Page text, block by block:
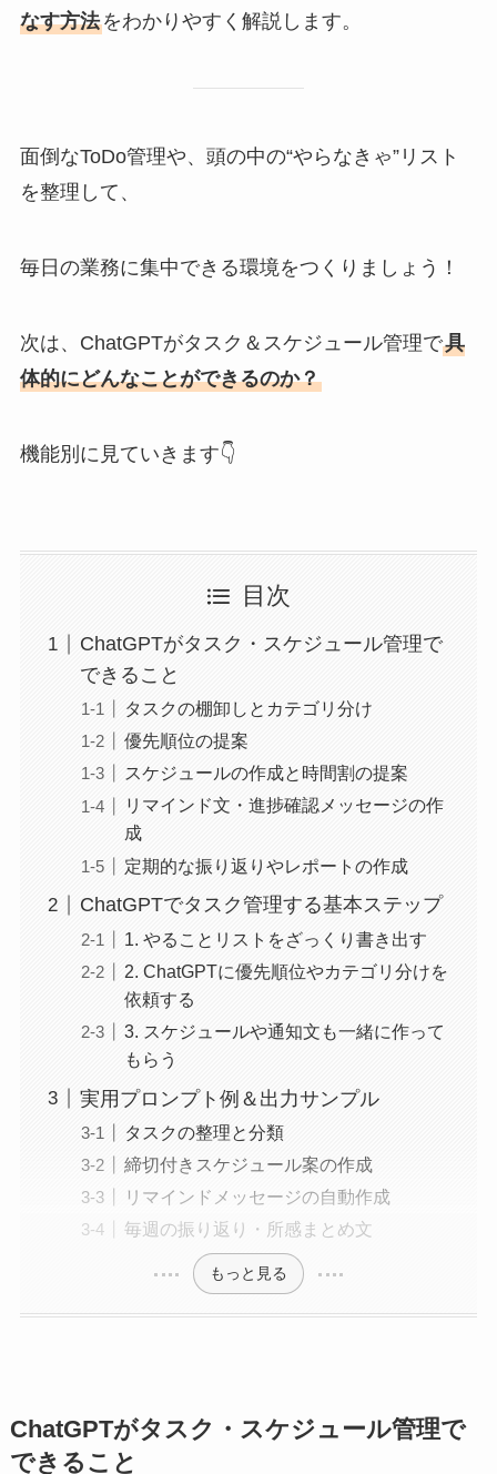
なす方法をわかりやすく解説します。
面倒なToDo管理や、頭の中の“やらなきゃ”リスト
を整理して、
毎日の業務に集中できる環境をつくりましょう！
次は、ChatGPTがタスク＆スケジュール管理で具
体的にどんなことができるのか？
機能別に見ていきます👇
目次
ChatGPTがタスク・スケジュール管理で
できること
タスクの棚卸しとカテゴリ分け
優先順位の提案
スケジュールの作成と時間割の提案
リマインド文・進捗確認メッセージの作
成
定期的な振り返りやレポートの作成
ChatGPTでタスク管理する基本ステップ
1. やることリストをざっくり書き出す
2. ChatGPTに優先順位やカテゴリ分けを
依頼する
3. スケジュールや通知文も一緒に作って
もらう
実用プロンプト例＆出力サンプル
タスクの整理と分類
締切付きスケジュール案の作成
リマインドメッセージの自動作成
毎週の振り返り・所感まとめ文
もっと見る
ChatGPTがタスク・スケジュール管理で
できること